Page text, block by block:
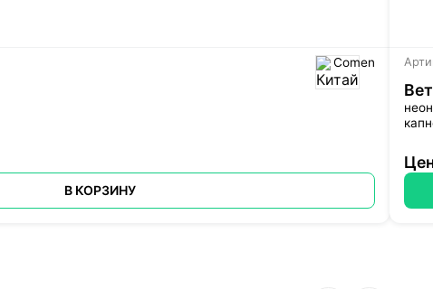
Comen
В КОРЗИНУ